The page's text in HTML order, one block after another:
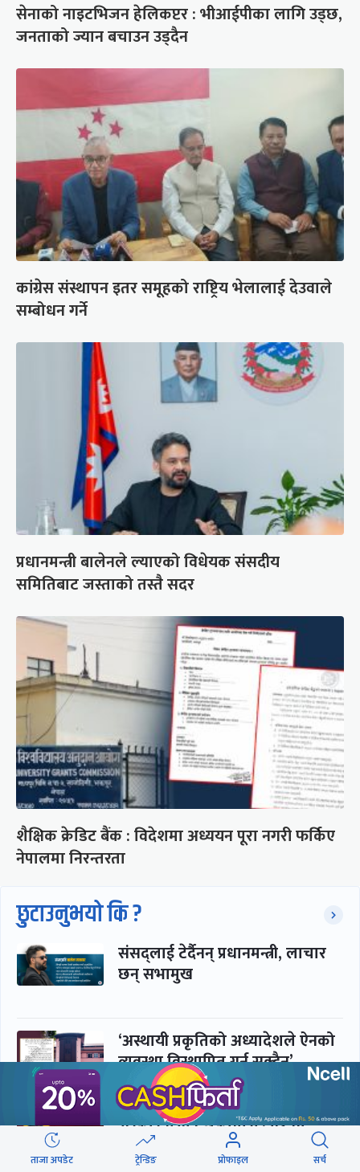
सेनाको नाइटभिजन हेलिकप्टर : भीआईपीका लागि उड्छ,
जनताको ज्यान बचाउन उड्दैन
कांग्रेस संस्थापन इतर समूहको राष्ट्रिय भेलालाई देउवाले
सम्बोधन गर्ने
प्रधानमन्त्री बालेनले ल्याएको विधेयक संसदीय
समितिबाट जस्ताको तस्तै सदर
शैक्षिक क्रेडिट बैंक : विदेशमा अध्ययन पूरा नगरी फर्किए
नेपालमा निरन्तरता
छुटाउनुभयो कि ?
संसद्लाई टेर्दैनन् प्रधानमन्त्री, लाचार
छन् सभामुख
‘अस्थायी प्रकृतिको अध्यादेशले ऐनको
व्यवस्था विस्थापित गर्न सक्दैन’
सरकार-प्रसाईं लुकामारी : छिनमै
पक्राउ, तुरुन्तै रिहा
ताजा अपडेट ट्रेन्डिङ प्रोफाइल सर्च